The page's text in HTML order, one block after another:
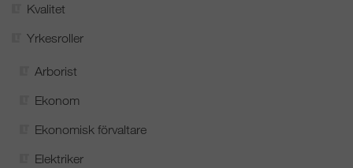
Kvalitet
Yrkesroller
Arborist
Ekonom
Ekonomisk förvaltare
Elektriker